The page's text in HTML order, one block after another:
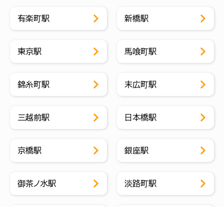
有楽町駅 新橋駅
東京駅 馬喰町駅
錦糸町駅 末広町駅
三越前駅 日本橋駅
京橋駅 銀座駅
御茶ノ水駅 淡路町駅